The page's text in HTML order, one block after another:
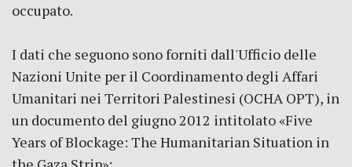
occupato.
I dati che seguono sono forniti dall'Ufficio delle
Nazioni Unite per il Coordinamento degli Affari
Umanitari nei Territori Palestinesi (OCHA OPT), in
un documento del giugno 2012 intitolato «Five
Years of Blockage: The Humanitarian Situation in